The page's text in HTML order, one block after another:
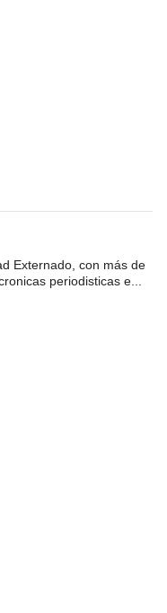
Externado, con más de
periodisticas e...